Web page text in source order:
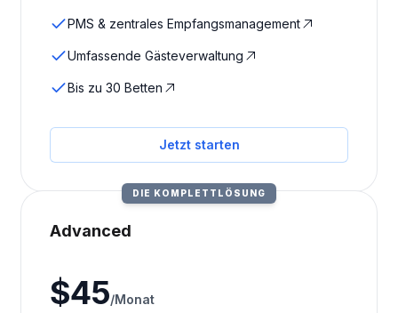
PMS & zentrales Empfangsmanagement
Umfassende Gästeverwaltung
Bis zu 30 Betten
Jetzt starten
DIE KOMPLETTLÖSUNG
Advanced
$45/Monat